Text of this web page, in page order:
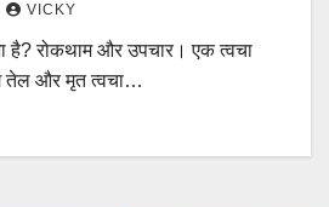
VICKY
है? रोकथाम और उपचार। एक त्वचा
तेल और मृत त्वचा…